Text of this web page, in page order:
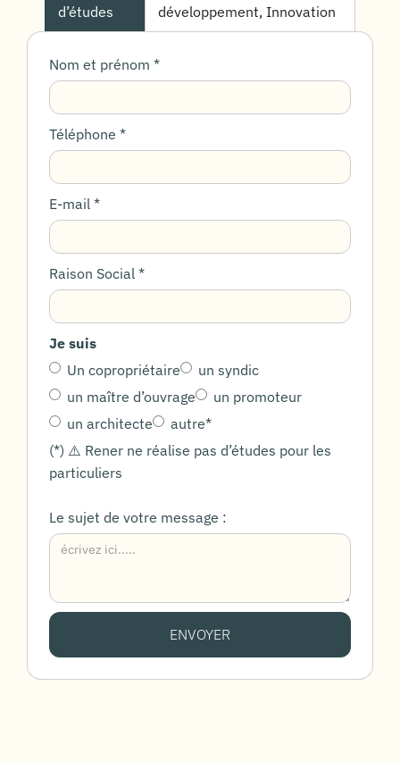
d’études
développement, Innovation
Nom et prénom *
Téléphone *
E-mail *
Raison Social *
Je suis
Un copropriétaire
un syndic
un maître d’ouvrage
un promoteur
un architecte
autre*
(*) ⚠️ Rener ne réalise pas d’études pour les
particuliers
Le sujet de votre message :